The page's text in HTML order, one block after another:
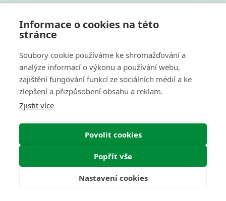
Informace o cookies na této
stránce
Soubory cookie používáme ke shromažďování a
analýze informací o výkonu a používání webu,
zajištění fungování funkcí ze sociálních médií a ke
zlepšení a přizpůsobení obsahu a reklam.
Zjistit více
Povolit cookies
Popřít vše
Nastavení cookies
O Nás
Pro Zákazníky
Informace
Můj Účet
Interkontakt.store © 2026